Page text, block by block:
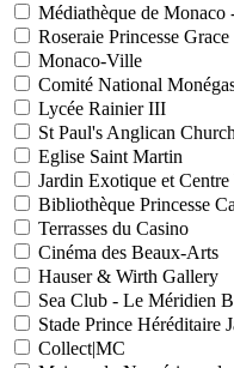
Médiathèque de Monaco
Roseraie Princesse Grace
Monaco-Ville
Comité National
Lycée Rainier III
St Paul's Anglican Church
Eglise Saint Martin
Jardin Exotique et
Bibliothèque Princesse
Terrasses du Casino
Cinéma des Beaux-Arts
Hauser & Wirth Gallery
Sea Club - Le Méridien
Stade Prince Héréditaire
Collect|MC